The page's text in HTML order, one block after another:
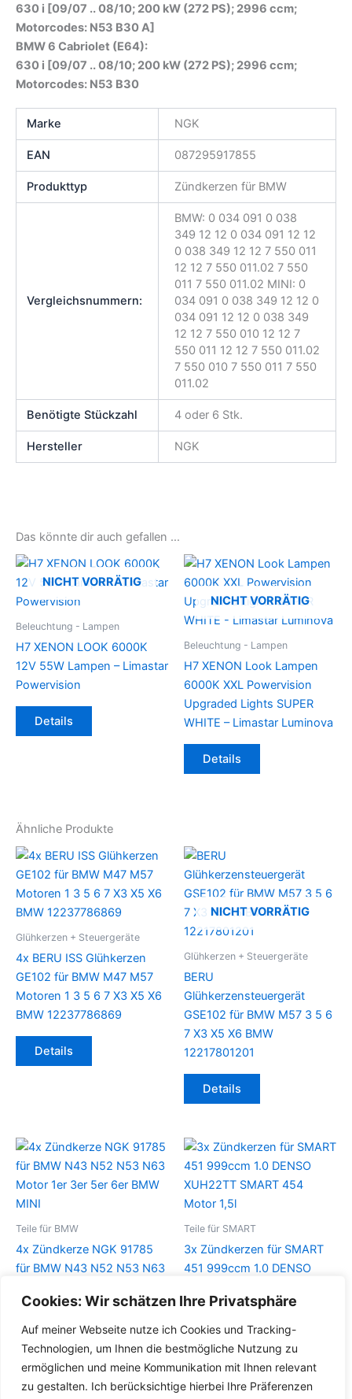
Cookies: Wir schätzen Ihre Privatsphäre
Auf meiner Webseite nutze ich Cookies und Tracking-
Technologien, um Ihnen die bestmögliche Nutzung zu
ermöglichen und meine Kommunikation mit Ihnen relevant
zu gestalten. Ich berücksichtige hierbei Ihre Präferenzen
630 i [09/07 .. 08/10; 200 kW (272 PS); 2996 ccm;
Motorcodes: N53 B30 A]
BMW 6 Cabriolet (E64):
630 i [09/07 .. 08/10; 200 kW (272 PS); 2996 ccm;
Motorcodes: N53 B30
Marke NGK
EAN 087295917855
Produkttyp Zündkerzen für BMW
Vergleichsnummern:
BMW: 0 034 091 0 038
349 12 12 0 034 091 12 12
0 038 349 12 12 7 550 011
12 12 7 550 011.02 7 550
011 7 550 011.02 MINI: 0
034 091 0 038 349 12 12 0
034 091 12 12 0 038 349
12 12 7 550 010 12 12 7
550 011 12 12 7 550 011.02
7 550 010 7 550 011 7 550
011.02
Benötigte Stückzahl 4 oder 6 Stk.
Hersteller NGK
Das könnte dir auch gefallen …
NICHT VORRÄTIG
Beleuchtung - Lampen
H7 XENON LOOK 6000K
12V 55W Lampen – Limastar
Powervision
Details
NICHT VORRÄTIG
Beleuchtung - Lampen
H7 XENON Look Lampen
6000K XXL Powervision
Upgraded Lights SUPER
WHITE – Limastar Luminova
Details
Ähnliche Produkte
Glühkerzen + Steuergeräte
4x BERU ISS Glühkerzen
GE102 für BMW M47 M57
Motoren 1 3 5 6 7 X3 X5 X6
BMW 12237786869
Details
NICHT VORRÄTIG
Glühkerzen + Steuergeräte
BERU
Glühkerzensteuergerät
GSE102 für BMW M57 3 5 6
7 X3 X5 X6 BMW
12217801201
Details
Teile für BMW
4x Zündkerze NGK 91785
für BMW N43 N52 N53 N63
MINI
Details
Teile für SMART
3x Zündkerzen für SMART
451 999ccm 1.0 DENSO
Motor 1,5l
Details